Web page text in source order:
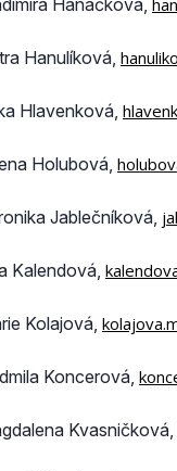
Hanáčková,
Hanulíková,
Hlavenková,
Holubová,
Jablečníková,
Kalendová,
Kolajová,
Koncerová,
Kvasničková,